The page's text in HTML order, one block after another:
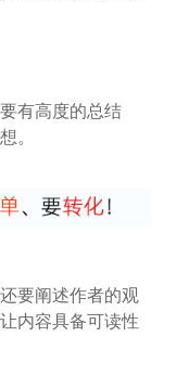
有高度的总结
。
要阐述作者的观
内容具备可读性